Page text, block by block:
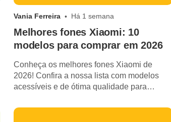
Vania Ferreira Há 1 semana
Melhores fones Xiaomi: 10
modelos para comprar em 2026
Conheça os melhores fones Xiaomi de
2026! Confira a nossa lista com modelos
acessíveis e de ótima qualidade para